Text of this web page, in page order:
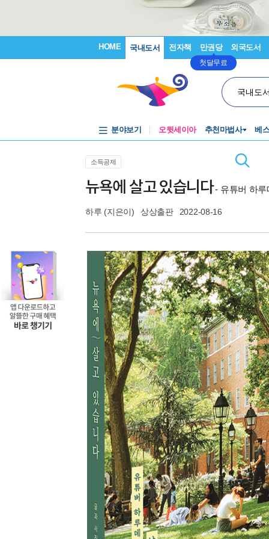
HOME 국내도서 전자책 만권당
첫달무료
외국도서
국내도
분야보기 오뒷세이아 추천마법사 베
소득공제
뉴욕에 살고 있습니다- 유튜버 하
하루 (지은이) 상상출판 2022-08-16